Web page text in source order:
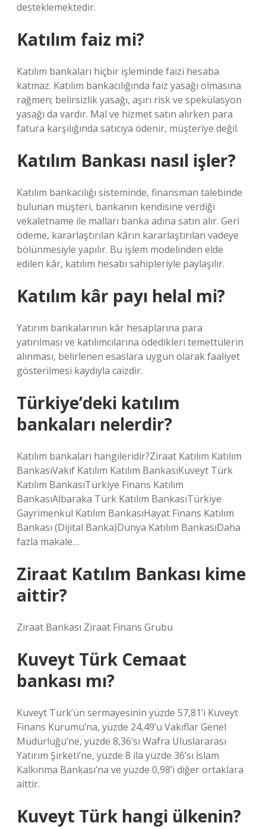
desteklemektedir.
Katılım faiz mi?
Katılım bankaları hiçbir işleminde faizi hesaba
katmaz. Katılım bankacılığında faiz yasağı olmasına
rağmen; belirsizlik yasağı, aşırı risk ve spekülasyon
yasağı da vardır. Mal ve hizmet satın alırken para
fatura karşılığında satıcıya ödenir, müşteriye değil.
Katılım Bankası nasıl işler?
Katılım bankacılığı sisteminde, finansman talebinde
bulunan müşteri, bankanın kendisine verdiği
vekaletname ile malları banka adına satın alır. Geri
ödeme, kararlaştırılan kârın kararlaştırılan vadeye
bölünmesiyle yapılır. Bu işlem modelinden elde
edilen kâr, katılım hesabı sahipleriyle paylaşılır.
Katılım kâr payı helal mi?
Yatırım bankalarının kâr hesaplarına para
yatırılması ve katılımcılarına ödedikleri temettülerin
alınması, belirlenen esaslara uygun olarak faaliyet
gösterilmesi kaydıyla caizdir.
Türkiye’deki katılım
bankaları nelerdir?
Katılım bankaları hangileridir?Ziraat Katılım Katılım
BankasıVakıf Katılım Katılım BankasıKuveyt Türk
Katılım BankasıTürkiye Finans Katılım
BankasıAlbaraka Türk Katılım BankasıTürkiye
Gayrimenkul Katılım BankasıHayat Finans Katılım
Bankası (Dijital Banka)Dünya Katılım BankasıDaha
fazla makale…
Ziraat Katılım Bankası kime
aittir?
Ziraat Bankası Ziraat Finans Grubu
Kuveyt Türk Cemaat
bankası mı?
Kuveyt Türk’ün sermayesinin yüzde 57,81’i Kuveyt
Finans Kurumu’na, yüzde 24,49’u Vakıflar Genel
Müdürlüğü’ne, yüzde 8,36’sı Wafra Uluslararası
Yatırım Şirketi’ne, yüzde 8 ila yüzde 36’sı İslam
Kalkınma Bankası’na ve yüzde 0,98’i diğer ortaklara
aittir.
Kuveyt Türk hangi ülkenin?